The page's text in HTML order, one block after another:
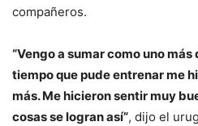
compañeros.
“Vengo a sumar como uno más
tiempo que pude entrenar me
más. Me hicieron sentir muy
cosas se logran así”, dijo el